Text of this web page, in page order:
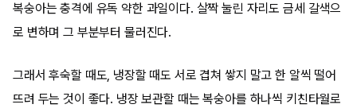
복숭아는 충격에 유독 약한 과일이다. 살짝 눌린 자리도 금세 갈색으
로 변하며 그 부분부터 물러진다.
그래서 후숙할 때도, 냉장할 때도 서로 겹쳐 쌓지 말고 한 알씩 떨어
뜨려 두는 것이 좋다. 냉장 보관할 때는 복숭아를 하나씩 키친타월로